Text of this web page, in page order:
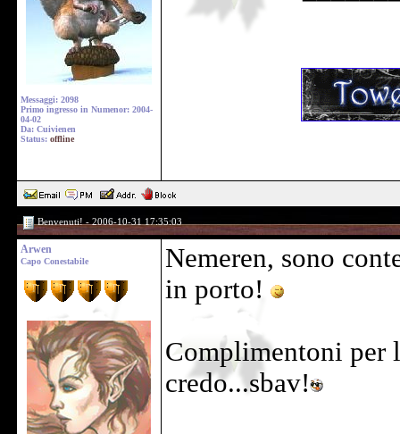
Messaggi: 2098
Primo ingresso in Numenor: 2004-
04-02
Da: Cuivienen
Status: offline
Benvenuti! - 2006-10-31 17:35:03
Arwen
Capo Conestabile
Nemeren, sono
in porto!
Complimentoni per
credo...sbav!